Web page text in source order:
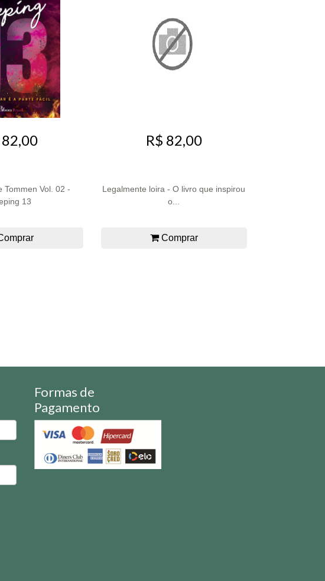
82,00
Tommen Vol. 02 -
13
R$ 82,00
Legalmente loira - O livro que inspirou
o...
Comprar
Formas de
Pagamento